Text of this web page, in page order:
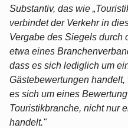
Substantiv, das wie
verbindet der Verkehr in
Vergabe des Siegels durch
etwa eines
dass es sich lediglich um
Gästebewertungen
es sich um eines
Touristikbranche, nicht nur
handelt."